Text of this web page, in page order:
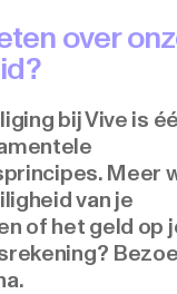
over
bij Vive is
Meer
van je
of het geld op